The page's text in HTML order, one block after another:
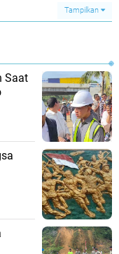
Tampilkan
Saat